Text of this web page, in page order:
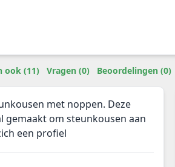
ook (11) Vragen (0) Beoordelingen (0)
met noppen. Deze
gemaakt om steunkousen aan
een profiel